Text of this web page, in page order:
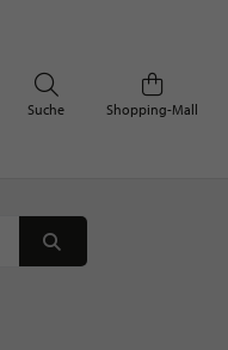
Shopping-Mall
Suche